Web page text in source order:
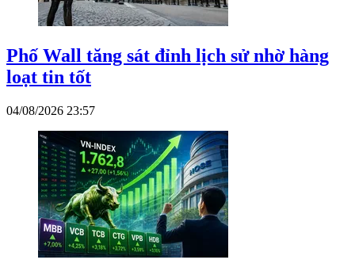
Phố Wall tăng sát đỉnh lịch sử nhờ hàng
loạt tin tốt
04/08/2026 23:57